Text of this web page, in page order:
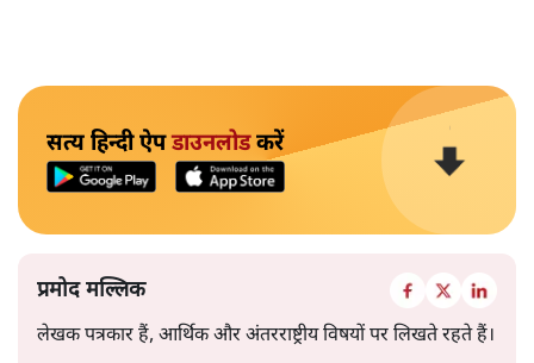
सत्य हिन्दी ऐपडाउनलोडकरें
प्रमोद मल्लिक
लेखक पत्रकार हैं, आर्थिक और अंतरराष्ट्रीय विषयों पर लिखते रहते हैं।